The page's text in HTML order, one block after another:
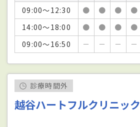
09:00～12:30
● ● ● ●
14:00～18:00
● ● ● ●
09:00～16:50
－ － － －
診療時間外
越谷ハートフルクリニック